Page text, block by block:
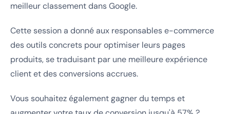
meilleur classement dans Google.
Cette session a donné aux responsables e-commerce
des outils concrets pour optimiser leurs pages
produits, se traduisant par une meilleure expérience
client et des conversions accrues.
Vous souhaitez également gagner du temps et